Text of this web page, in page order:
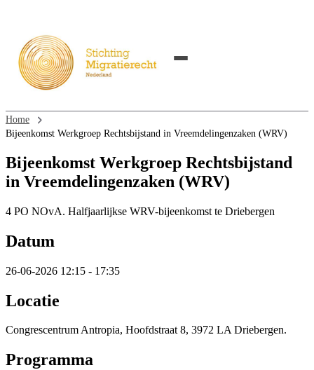
Home
Bijeenkomst Werkgroep Rechtsbijstand in Vreemdelingenzaken (WRV)
Bijeenkomst Werkgroep Rechtsbijstand
in Vreemdelingenzaken (WRV)
4 PO NOvA. Halfjaarlijkse WRV-bijeenkomst te Driebergen
Datum
26-06-2026 12:15 - 17:35
Locatie
Congrescentrum Antropia, Hoofdstraat 8, 3972 LA Driebergen.
Programma